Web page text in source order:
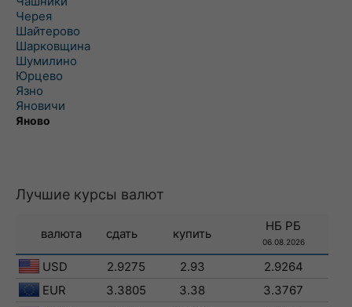
Черея
Шайтерово
Шарковщина
Шумилино
Юрцево
Язно
Яновичи
Яново
Лучшие курсы валют
валюта сдать купить
НБ РБ
06.08.2026
USD 2.9275 2.93
2.9264
EUR
3.3805 3.38
3.3767